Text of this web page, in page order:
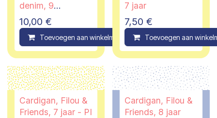
denim, 9
maanden
10,00 €
Toevoegen aan winkelmandje Compare
7 jaar
7,50 €
Toevoegen aan
Cardigan, Filou &
Friends, 7 jaar - PI
Cardigan, Filou &
Friends, 8 jaar